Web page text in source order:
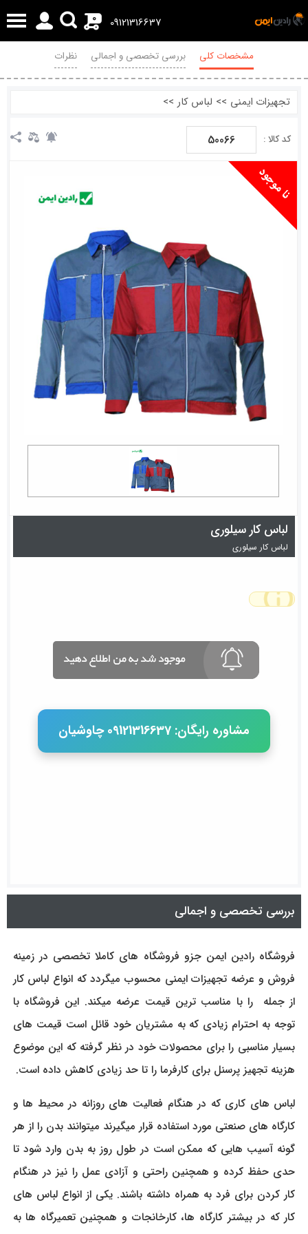
09121316637
0
مشخصات کلی بررسی تخصصی و اجمالی نظرات
تجهیزات ایمنی >> لباس کار >>
کد کالا : 50066
لباس کار سیلوری
لباس کار سیلوری
مشاوره رایگان: 09121316637 چاوشیان
بررسی تخصصی و اجمالی
فروشگاه رادین ایمن جزو فروشگاه های کاملا تخصصی در زمینه
فروش و عرضه تجهیزات ایمنی محسوب میگردد که انواع لباس کار
از جمله را با مناسب ترین قیمت عرضه میکند. این فروشگاه با
توجه به احترام زیادی که به مشتریان خود قائل است قیمت های
بسیار مناسبی را برای محصولات خود در نظر گرفته که این موضوع
هزینه تجهیز پرسنل برای کارفرما را تا حد زیادی کاهش داده است.
لباس های کاری که در هنگام فعالیت های روزانه در محیط ها و
کارگاه های صنعتی مورد استفاده قرار میگیرند میتوانند بدن را از هر
گونه آسیب هایی که ممکن است در طول روز به بدن وارد شود تا
حدی حفظ کرده و همچنین راحتی و آزادی عمل را نیز در هنگام
کار کردن برای فرد به همراه داشته باشند. یکی از انواع لباس های
کار که در بیشتر کارگاه ها، کارخانجات و همچنین تعمیرگاه ها به